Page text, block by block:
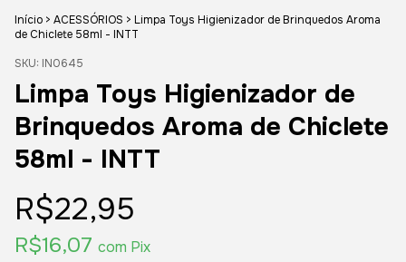
Início > ACESSÓRIOS > Limpa Toys Higienizador de Brinquedos Aroma
de Chiclete 58ml - INTT
SKU: IN0645
Limpa Toys Higienizador de
Brinquedos Aroma de Chiclete
58ml - INTT
R$22,95
R$16,07 com Pix